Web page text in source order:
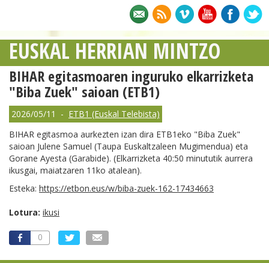
EUSKAL HERRIAN MINTZO
BIHAR egitasmoaren inguruko elkarrizketa
"Biba Zuek" saioan (ETB1)
2026/05/11 - ETB1 (Euskal Telebista)
BIHAR egitasmoa aurkezten izan dira ETB1eko "Biba Zuek"
saioan Julene Samuel (Taupa Euskaltzaleen Mugimendua) eta
Gorane Ayesta (Garabide). (Elkarrizketa 40:50 minututik aurrera
ikusgai, maiatzaren 11ko atalean).
Esteka: https://etbon.eus/w/biba-zuek-162-17434663
Lotura: ikusi
0